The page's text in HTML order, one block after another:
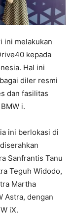
ini melakukan
kepada
Hal ini
diler resmi
dan fasilitas
i.
ini berlokasi di
Sanfrantis Tanu
Teguh Widodo,
Martha
Astra, dengan
iX.